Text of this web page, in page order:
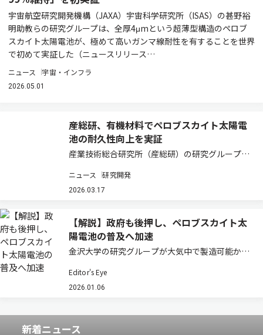
宇宙航空研究開発機構（JAXA）宇宙科学研究所（ISAS）の甚野裕
明助教らの研究グループは、全厚4μmという超薄型構造のペロブ
スカイト太陽電池が、極めて高いガンマ線耐性を有することを世界
で初めて実証した（ニュースリリース…
ニュース 宇宙・インフラ
2026.05.01
産総研、有機材料でペロブスカイト太陽電
池の耐久性向上を実証
産業技術総合研究所（産総研）の研究グループ
スカイト太陽電池の耐熱性と屋外耐久性向上を実
証した（ニュースリリース）。 ペロブスカイト太
題…
ニュース 研究開発
2026.03.17
【解説】政府も後押し、ペロブスカイト太
陽電池の普及へ加速
金沢大学の研究グループが大気中で製造可能かつ
た。従来のペロブスカイト太陽電池は高効率で軽
量・低コストといった利点がある一方、水分に弱
Editor's Eye
2026.01.06
新着ニュース